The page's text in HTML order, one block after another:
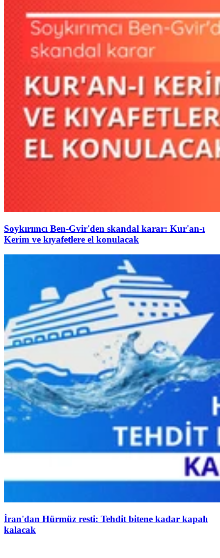
Soykırımcı Ben-Gvir'den skandal karar: Kur'an-ı
Kerim ve kıyafetlere el konulacak
İran'dan Hürmüz resti: Tehdit bitene kadar kapalı
kalacak